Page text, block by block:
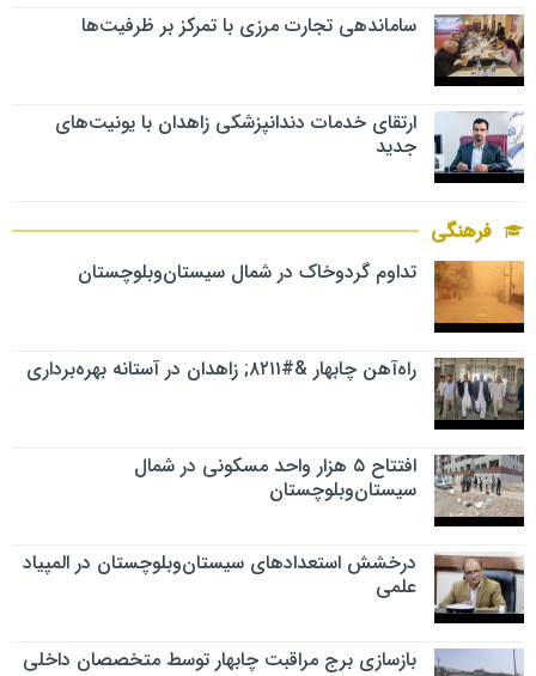
ساماندهی تجارت مرزی با تمرکز بر ظرفیت‌ها
ارتقای خدمات دندانپزشکی زاهدان با یونیت‌های
جدید
فرهنگی
تداوم گردوخاک در شمال سیستان‌وبلوچستان
راه‌آهن چابهار &#۸۲۱۱; زاهدان در آستانه بهره‌برداری
افتتاح ۵ هزار واحد مسکونی در شمال
سیستان‌وبلوچستان
درخشش استعدادهای سیستان‌وبلوچستان در المپیاد
علمی
بازسازی برج مراقبت چابهار توسط متخصصان داخلی